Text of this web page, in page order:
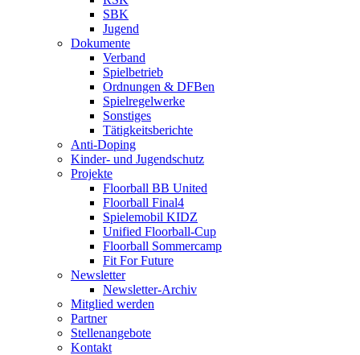
SBK
Jugend
Dokumente
Verband
Spielbetrieb
Ordnungen & DFBen
Spielregelwerke
Sonstiges
Tätigkeitsberichte
Anti-Doping
Kinder- und Jugendschutz
Projekte
Floorball BB United
Floorball Final4
Spielemobil KIDZ
Unified Floorball-Cup
Floorball Sommercamp
Fit For Future
Newsletter
Newsletter-Archiv
Mitglied werden
Partner
Stellenangebote
Kontakt